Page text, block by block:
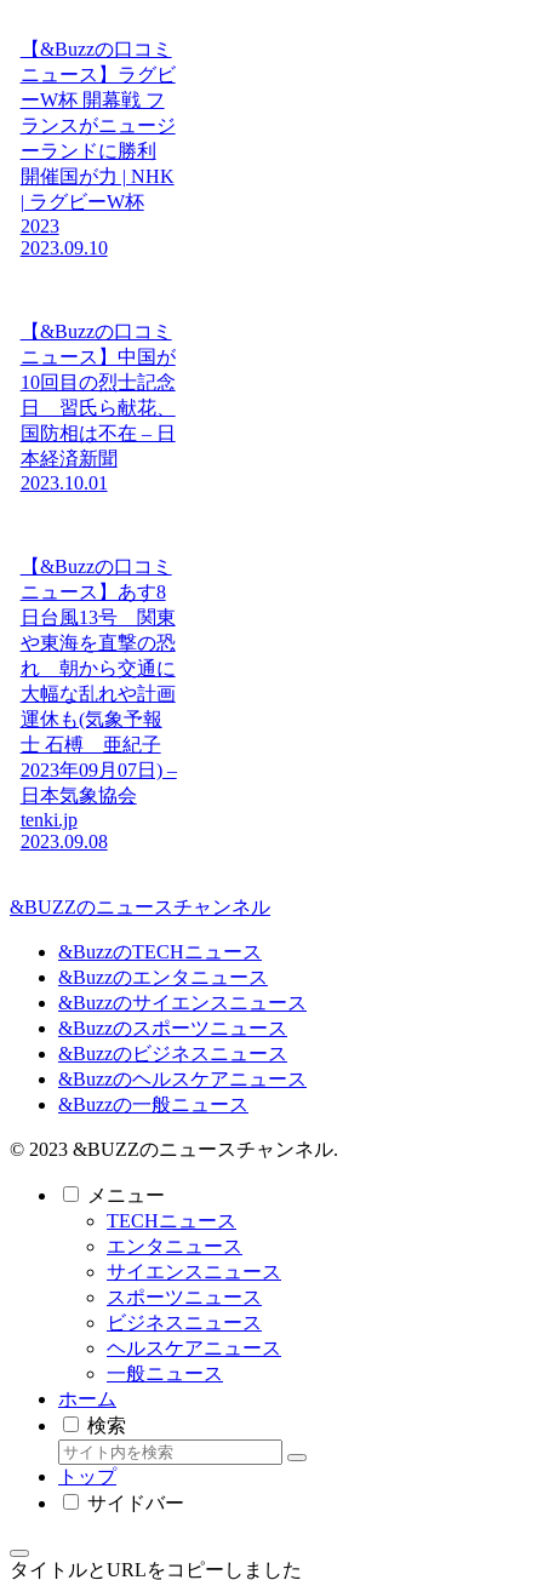
【&Buzzの口コミ
ニュース】ラグビ
ーW杯 開幕戦 フ
ランスがニュージ
ーランドに勝利
開催国が力 | NHK
| ラグビーW杯
2023
2023.09.10
【&Buzzの口コミ
ニュース】中国が
10回目の烈士記念
日 習氏ら献花、
国防相は不在 – 日
本経済新聞
2023.10.01
【&Buzzの口コミ
ニュース】あす8
日台風13号 関東
や東海を直撃の恐
れ 朝から交通に
大幅な乱れや計画
運休も(気象予報
士 石榑 亜紀子
2023年09月07日) –
日本気象協会
tenki.jp
2023.09.08
&BUZZのニュースチャンネル
&BuzzのTECHニュース
&Buzzのエンタニュース
&Buzzのサイエンスニュース
&Buzzのスポーツニュース
&Buzzのビジネスニュース
&Buzzのヘルスケアニュース
&Buzzの一般ニュース
© 2023 &BUZZのニュースチャンネル.
メニュー
TECHニュース
エンタニュース
サイエンスニュース
スポーツニュース
ビジネスニュース
ヘルスケアニュース
一般ニュース
ホーム
検索
トップ
サイドバー
タイトルとURLをコピーしました